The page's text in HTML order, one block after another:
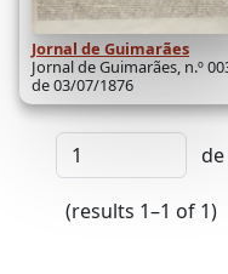
Jornal de Guimarães
Jornal de Guimarães, n.º
de 03/07/1876
de
(results 1–1 of 1)